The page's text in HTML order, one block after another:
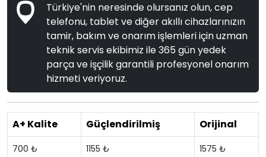
Türkiye'nin neresinde olursanız olun, cep
telefonu, tablet ve diğer akıllı cihazlarınızın
tamir, bakım ve onarım işlemleri için uzman
teknik servis ekibimiz ile 365 gün yedek
parça ve işçilik garantili profesyonel onarım
hizmeti veriyoruz.
A+ Kalite Güçlendirilmiş Orijinal
700 ₺ 1155 ₺ 1575 ₺